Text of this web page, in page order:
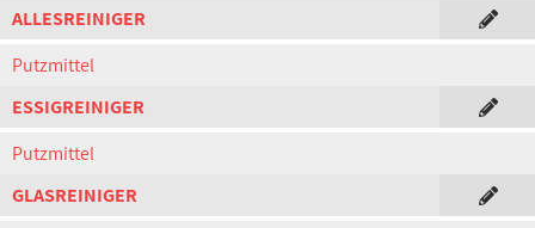
ALLESREINIGER
Putzmittel
ESSIGREINIGER
Putzmittel
GLASREINIGER